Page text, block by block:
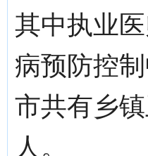
其中执业
病预防控
市共有乡
人。